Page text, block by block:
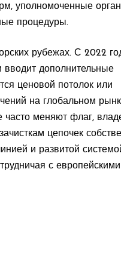
уполномоченные
процедуры.
рубежах. С 2022
вводит дополнительные
ценовой потолок или
на глобальном
меняют флаг,
цепочек
и развитой
с